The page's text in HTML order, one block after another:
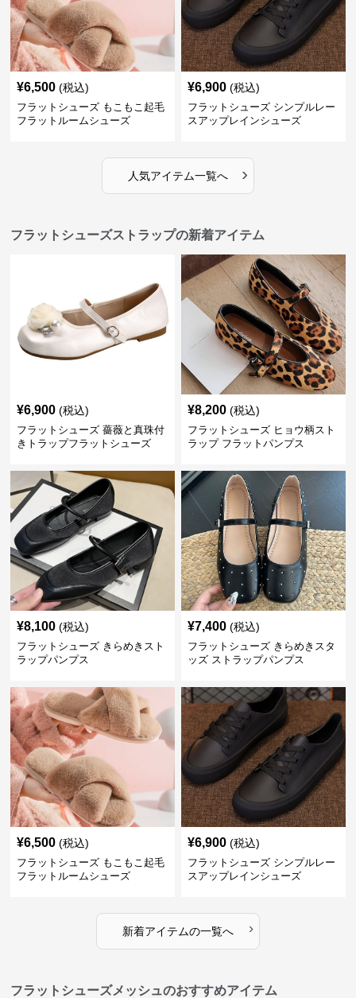
¥6,500 (税込)
フラットシューズ もこもこ起毛
フラットルームシューズ
¥6,900 (税込)
フラットシューズ シンプルレー
スアップレインシューズ
人気アイテム一覧へ ›
フラットシューズストラップの新着アイテム
¥6,900 (税込)
フラットシューズ 薔薇と真珠付
きトラップフラットシューズ
¥8,200 (税込)
フラットシューズ ヒョウ柄スト
ラップ フラットパンプス
¥8,100 (税込)
フラットシューズ きらめきスト
ラップパンプス
¥7,400 (税込)
フラットシューズ きらめきスタ
ッズ ストラップパンプス
¥6,500 (税込)
フラットシューズ もこもこ起毛
フラットルームシューズ
¥6,900 (税込)
フラットシューズ シンプルレー
スアップレインシューズ
新着アイテムの一覧へ ›
フラットシューズメッシュのおすすめアイテム